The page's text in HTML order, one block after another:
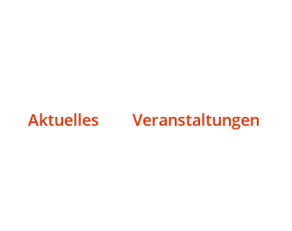
Aktuelles Veranstaltungen